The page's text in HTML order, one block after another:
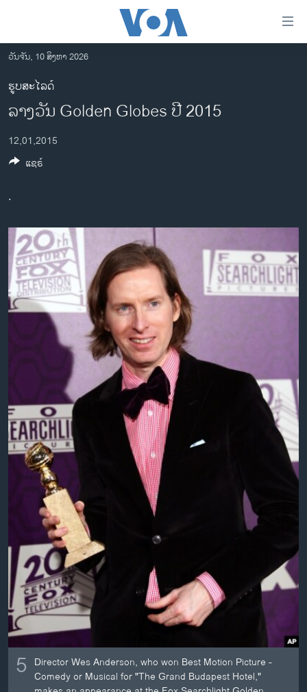
ເຂົ້າ
ຫາ
ຂ້າມ
ຂ້າມ
ໄປ
ຫາ
ລາວ
ອາເມຣິກາ
ການເລືອກຕັ້ງ ປະທານາທີບໍດີ ສະຫະລັດ 2024
ຂ່າວ​ຈີນ
ອິດສະຫຼະພາບດ້ານການຂ່າວ
ຊີວິດຊາວລາວ
ຊຸມຊົນຊາວລາວ
ວິທະຍາສາດ-ເທັກໂນໂລຈີ
ສຽງ
ລາຍການກະຈາຍສຽງ
ລາຍງານ
ຕິດຕາມພວກເຮົາ ທີ່
ພາສາຕ່າງໆ
ວັນຈັນ, 10 ສິງຫາ 2026
ຮູບສະໄລດ໌
ລາງວັນ Golden Globes ປີ 2015
12,01,2015
.
5 Director Wes Anderson, who won Best Motion Picture -
Comedy or Musical for "The Grand Budapest Hotel,"
ແຊຣ໌